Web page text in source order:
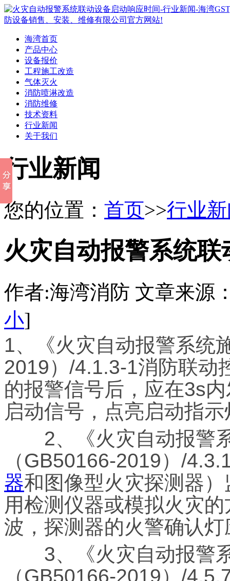
海湾首页
产品中心
设备报价
工程施工改造
气体灭火
消防喷淋改造
消防维修
技术资料
行业新闻
关于我们
行业新闻
您的位置： 首页>>行业
火灾自动报警系统
作者:海湾消防 文章来源
小]
1、《火灾自动报警系统
2019）/4.1.3-1消防联动
的报警信号后，应在3s
启动信号，点亮启动指
2、《火灾自动报警
（GB50166-2019）/
器和图像型火灾探测器
用检测仪器或模拟火灾
波，探测器的火警确认
3、《火灾自动报警
（GB50166-2019）/